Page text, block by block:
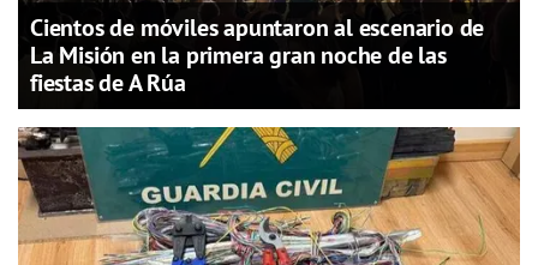
Cientos de móviles apuntaron al escenario de
La Misión en la primera gran noche de las
fiestas de A Rúa